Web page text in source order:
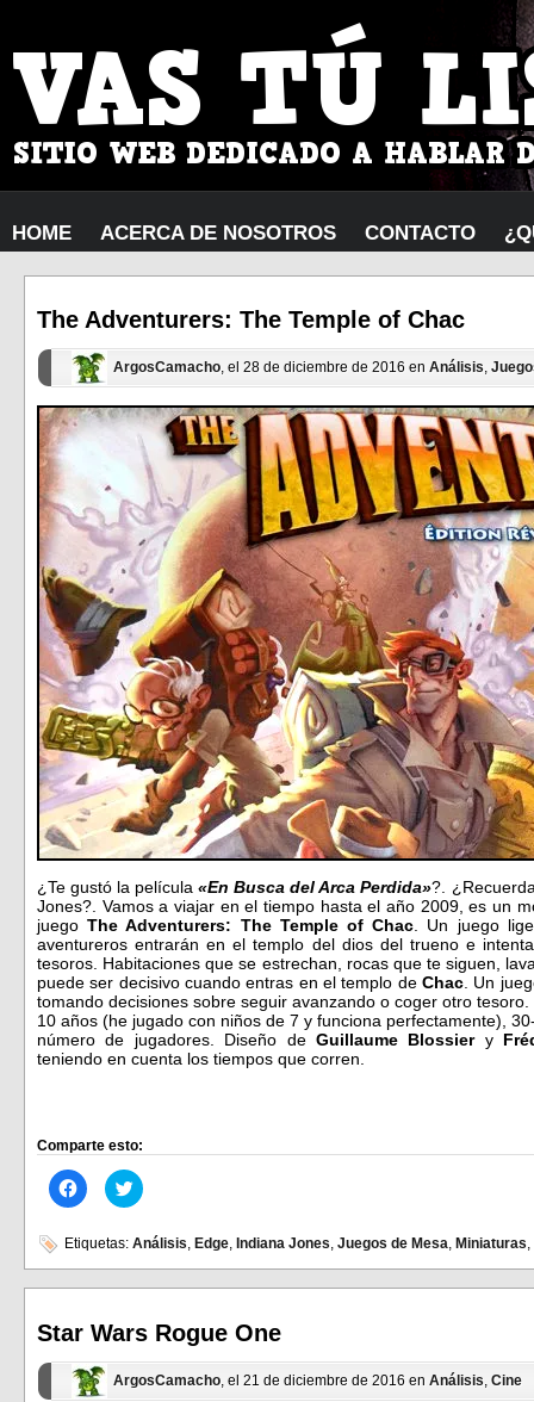
HOME ACERCA DE NOSOTROS CONTACTO
The Adventurers: The Temple of Chac
ArgosCamacho, el 28 de diciembre de 2016 en Análisis,
¿Te gustó la película«En Busca del Arca Perdida»?.
Jones?. Vamos a viajar en el tiempo hasta el año 2009, es un
juegoThe Adventurers: The Temple of Chac. Un juego
aventureros entrarán en el templo del dios del trueno e
tesoros. Habitaciones que se estrechan, rocas que te siguen,
puede ser decisivo cuando entras en el templo de Chac. Un
tomando decisiones sobre seguir avanzando o coger otro
10 años (he jugado con niños de 7 y funciona perfectamente),
número de jugadores. Diseño de Guillaume Blossiery
teniendo en cuenta los tiempos que corren.
Comparte esto:
Haz
clic
en
Facebook
(Se
abre
ventana
nueva)
Haz
clic
en
(Se
abre
ventana
nueva)
Etiquetas: Análisis, Edge, Indiana Jones, Juegos de Mesa, Miniaturas,
Star Wars Rogue One
ArgosCamacho, el 21 de diciembre de 2016 en Análisis, Cine